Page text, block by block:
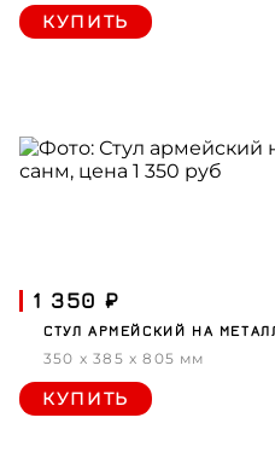
КУПИТЬ
1 350 ₽
СТУЛ АРМЕЙСКИЙ НА
350 x 385 x 805 мм
КУПИТЬ